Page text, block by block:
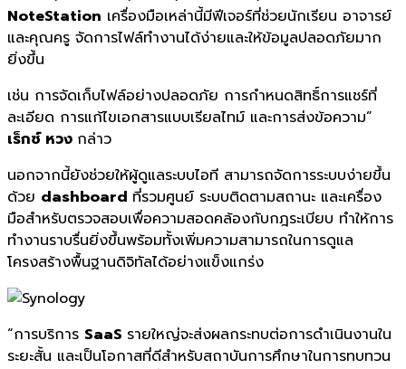
NoteStation เครื่องมือเหล่านี้มีฟีเจอร์ที่ช่วยนักเรียน อาจารย์
และคุณครู จัดการไฟล์ทำงานได้ง่ายและให้ข้อมูลปลอดภัยมาก
ยิ่งขึ้น
เช่น การจัดเก็บไฟล์อย่างปลอดภัย การกำหนดสิทธิ์การแชร์ที่
ละเอียด การแก้ไขเอกสารแบบเรียลไทม์ และการส่งข้อความ”
เร็กซ์ หวง กล่าว
นอกจากนี้ยังช่วยให้ผู้ดูแลระบบไอที สามารถจัดการระบบง่ายขึ้น
ด้วย dashboard ที่รวมศูนย์ ระบบติดตามสถานะ และเครื่อง
มือสำหรับตรวจสอบเพื่อความสอดคล้องกับกฎระเบียบ ทำให้การ
ทำงานราบรื่นยิ่งขึ้นพร้อมทั้งเพิ่มความสามารถในการดูแล
โครงสร้างพื้นฐานดิจิทัลได้อย่างแข็งแกร่ง
“การบริการ SaaS รายใหญ่จะส่งผลกระทบต่อการดำเนินงานใน
ระยะสั้น และเป็นโอกาสที่ดีสำหรับสถาบันการศึกษาในการทบทวน